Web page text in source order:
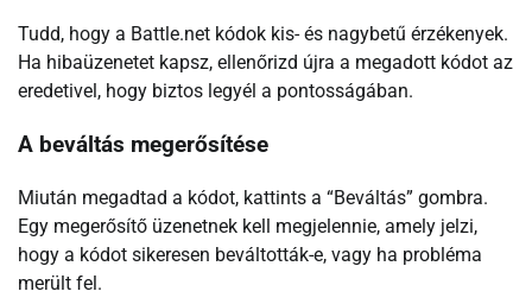
Tudd, hogy a Battle.net kódok kis- és nagybetű érzékenyek.
Ha hibaüzenetet kapsz, ellenőrizd újra a megadott kódot az
eredetivel, hogy biztos legyél a pontosságában.
A beváltás megerősítése
Miután megadtad a kódot, kattints a “Beváltás” gombra.
Egy megerősítő üzenetnek kell megjelennie, amely jelzi,
hogy a kódot sikeresen beváltották-e, vagy ha probléma
merült fel.